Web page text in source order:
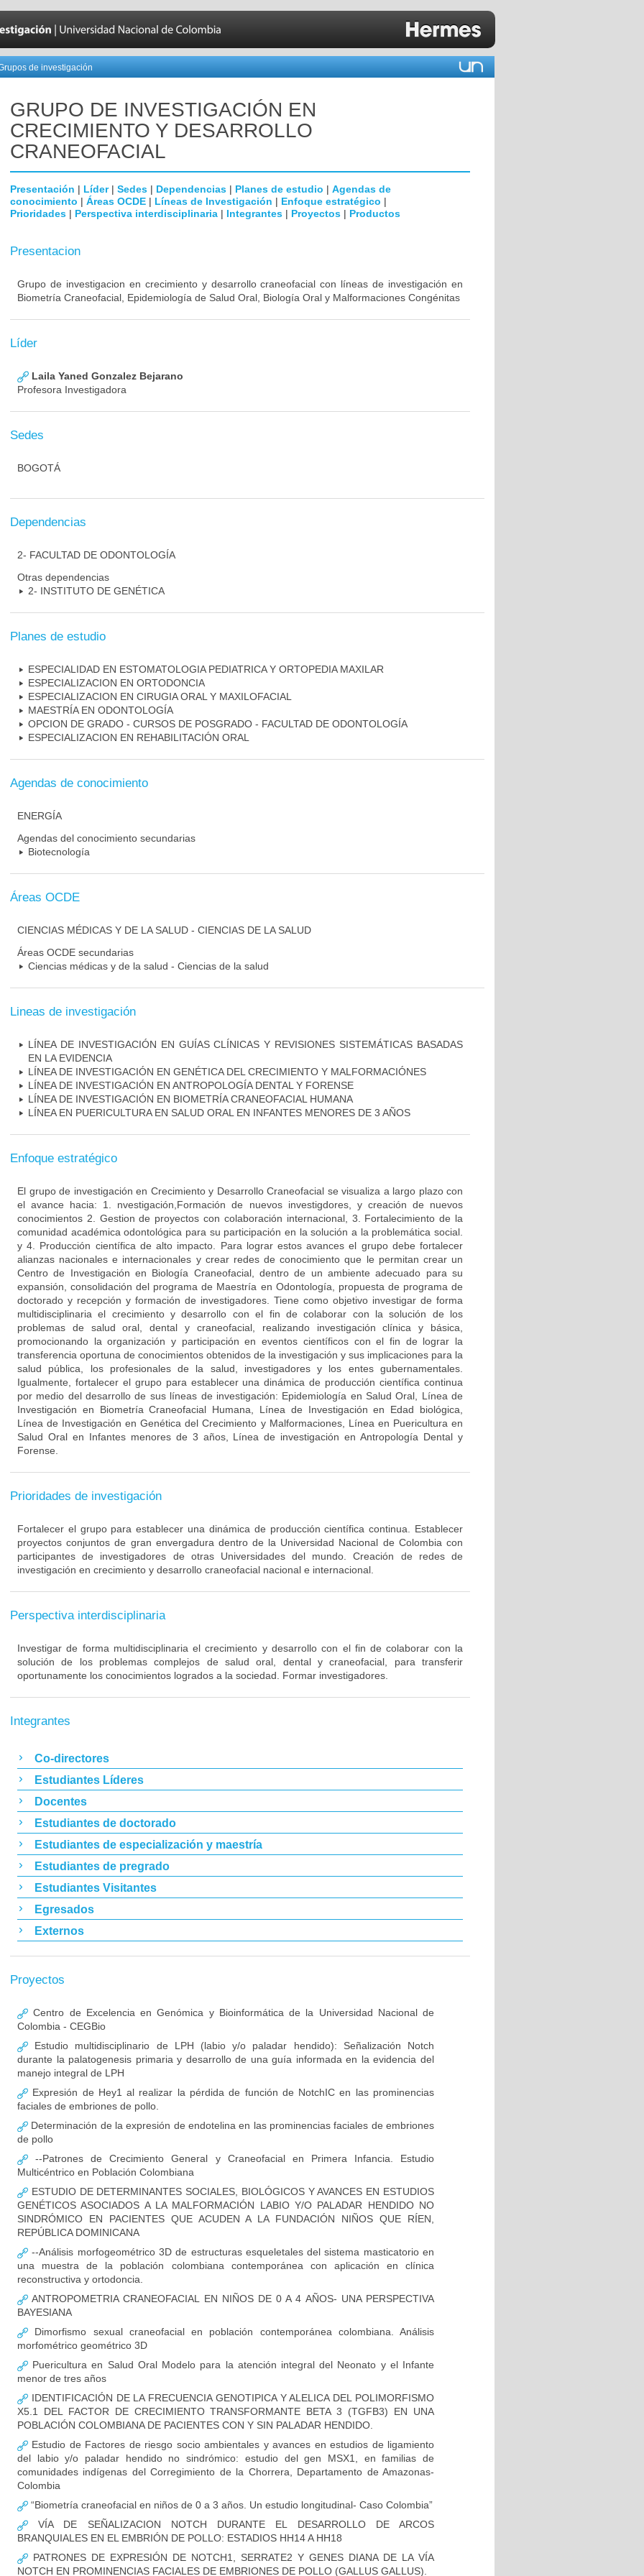
de investigación
GRUPO DE INVESTIGACIÓN EN
CRECIMIENTO Y DESARROLLO
CRANEOFACIAL
Presentación | Líder| Sedes | Dependencias | Planes de estudio | Agendas de
conocimiento | Áreas OCDE | Líneas de Investigación | Enfoque estratégico |
Prioridades | Perspectiva interdisciplinaria | Integrantes | Proyectos | Productos
Presentacion
Grupo de investigacion en crecimiento y desarrollo craneofacial con líneas de investigación en
Biometría Craneofacial, Epidemiología de Salud Oral, Biología Oral y Malformaciones Congénitas
Líder
Laila Yaned Gonzalez Bejarano
Profesora Investigadora
Sedes
BOGOTÁ
Dependencias
2- FACULTAD DE ODONTOLOGÍA
Otras dependencias
2- INSTITUTO DE GENÉTICA
Planes de estudio
ESPECIALIDAD EN ESTOMATOLOGIA PEDIATRICA Y ORTOPEDIA MAXILAR
ESPECIALIZACION EN ORTODONCIA
ESPECIALIZACION EN CIRUGIA ORAL Y MAXILOFACIAL
MAESTRÍA EN ODONTOLOGÍA
OPCION DE GRADO - CURSOS DE POSGRADO - FACULTAD DE ODONTOLOGÍA
ESPECIALIZACION EN REHABILITACIÓN ORAL
Agendas de conocimiento
ENERGÍA
Agendas del conocimiento secundarias
Biotecnología
Áreas OCDE
CIENCIAS MÉDICAS Y DE LA SALUD - CIENCIAS DE LA SALUD
Áreas OCDE secundarias
Ciencias médicas y de la salud - Ciencias de la salud
Lineas de investigación
LÍNEA DE INVESTIGACIÓN EN GUÍAS CLÍNICAS Y REVISIONES SISTEMÁTICAS BASADAS
EN LA EVIDENCIA
LÍNEA DE INVESTIGACIÓN EN GENÉTICA DEL CRECIMIENTO Y MALFORMACIÓNES
LÍNEA DE INVESTIGACIÓN EN ANTROPOLOGÍA DENTAL Y FORENSE
LÍNEA DE INVESTIGACIÓN EN BIOMETRÍA CRANEOFACIAL HUMANA
LÍNEA EN PUERICULTURA EN SALUD ORAL EN INFANTES MENORES DE 3 AÑOS
Enfoque estratégico
El grupo de investigación en Crecimiento y Desarrollo Craneofacial se visualiza a largo plazo con
el avance hacia: 1. nvestigación,Formación de nuevos investigdores, y creación de nuevos
conocimientos 2. Gestion de proyectos con colaboración internacional, 3. Fortalecimiento de la
comunidad académica odontológica para su participación en la solución a la problemática social.
y 4. Producción científica de alto impacto. Para lograr estos avances el grupo debe fortalecer
alianzas nacionales e internacionales y crear redes de conocimiento que le permitan crear un
Centro de Investigación en Biología Craneofacial, dentro de un ambiente adecuado para su
expansión, consolidación del programa de Maestría en Odontología, propuesta de programa de
doctorado y recepción y formación de investigadores. Tiene como objetivo investigar de forma
multidisciplinaria el crecimiento y desarrollo con el fin de colaborar con la solución de los
problemas de salud oral, dental y craneofacial, realizando investigación clínica y básica,
promocionando la organización y participación en eventos científicos con el fin de lograr la
transferencia oportuna de conocimientos obtenidos de la investigación y sus implicaciones para la
salud pública, los profesionales de la salud, investigadores y los entes gubernamentales.
Igualmente, fortalecer el grupo para establecer una dinámica de producción científica continua
por medio del desarrollo de sus líneas de investigación: Epidemiología en Salud Oral, Línea de
Investigación en Biometría Craneofacial Humana, Línea de Investigación en Edad biológica,
Línea de Investigación en Genética del Crecimiento y Malformaciones, Línea en Puericultura en
Salud Oral en Infantes menores de 3 años, Línea de investigación en Antropología Dental y
Forense.
Prioridades de investigación
Fortalecer el grupo para establecer una dinámica de producción científica continua. Establecer
proyectos conjuntos de gran envergadura dentro de la Universidad Nacional de Colombia con
participantes de investigadores de otras Universidades del mundo. Creación de redes de
investigación en crecimiento y desarrollo craneofacial nacional e internacional.
Perspectiva interdisciplinaria
Investigar de forma multidisciplinaria el crecimiento y desarrollo con el fin de colaborar con la
solución de los problemas complejos de salud oral, dental y craneofacial, para transferir
oportunamente los conocimientos logrados a la sociedad. Formar investigadores.
Integrantes
Co-directores
Estudiantes Líderes
Docentes
Estudiantes de doctorado
Estudiantes de especialización y maestría
Estudiantes de pregrado
Estudiantes Visitantes
Egresados
Externos
Proyectos
Centro de Excelencia en Genómica y Bioinformática de la Universidad Nacional de
Colombia - CEGBio
Estudio multidisciplinario de LPH (labio y/o paladar hendido): Señalización Notch
durante la palatogenesis primaria y desarrollo de una guía informada en la evidencia del
manejo integral de LPH
Expresión de Hey1 al realizar la pérdida de función de NotchIC en las prominencias
faciales de embriones de pollo.
Determinación de la expresión de endotelina en las prominencias faciales de embriones
de pollo
--Patrones de Crecimiento General y Craneofacial en Primera Infancia. Estudio
Multicéntrico en Población Colombiana
ESTUDIO DE DETERMINANTES SOCIALES, BIOLÓGICOS Y AVANCES EN ESTUDIOS
GENÉTICOS ASOCIADOS A LA MALFORMACIÓN LABIO Y/O PALADAR HENDIDO NO
SINDRÓMICO EN PACIENTES QUE ACUDEN A LA FUNDACIÓN NIÑOS QUE RÍEN,
REPÚBLICA DOMINICANA
--Análisis morfogeométrico 3D de estructuras esqueletales del sistema masticatorio en
una muestra de la población colombiana contemporánea con aplicación en clínica
reconstructiva y ortodoncia.
ANTROPOMETRIA CRANEOFACIAL EN NIÑOS DE 0 A 4 AÑOS- UNA PERSPECTIVA
BAYESIANA
Dimorfismo sexual craneofacial en población contemporánea colombiana. Análisis
morfométrico geométrico 3D
Puericultura en Salud Oral Modelo para la atención integral del Neonato y el Infante
menor de tres años
IDENTIFICACIÓN DE LA FRECUENCIA GENOTIPICA Y ALELICA DEL POLIMORFISMO
X5.1 DEL FACTOR DE CRECIMIENTO TRANSFORMANTE BETA 3 (TGFB3) EN UNA
POBLACIÓN COLOMBIANA DE PACIENTES CON Y SIN PALADAR HENDIDO.
Estudio de Factores de riesgo socio ambientales y avances en estudios de ligamiento
del labio y/o paladar hendido no sindrómico: estudio del gen MSX1, en familias de
comunidades indígenas del Corregimiento de la Chorrera, Departamento de Amazonas-
Colombia
“Biometría craneofacial en niños de 0 a 3 años. Un estudio longitudinal- Caso Colombia”
VÍA DE SEÑALIZACION NOTCH DURANTE EL DESARROLLO DE ARCOS
BRANQUIALES EN EL EMBRIÓN DE POLLO: ESTADIOS HH14 A HH18
PATRONES DE EXPRESIÓN DE NOTCH1, SERRATE2 Y GENES DIANA DE LA VÍA
NOTCH EN PROMINENCIAS FACIALES DE EMBRIONES DE POLLO (GALLUS GALLUS).